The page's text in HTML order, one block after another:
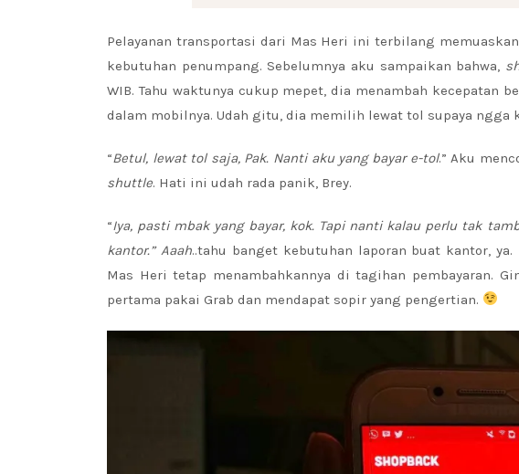
Pelayanan transportasi dari Mas Heri ini terbilang
kebutuhan penumpang. Sebelumnya aku sampaikan bahwa,
WIB. Tahu waktunya cukup mepet, dia menambah kecepatan
dalam mobilnya. Udah gitu, dia memilih lewat tol supaya ngga
“Betul, lewat tol saja, Pak. Nanti aku yang bayar e-tol.” Aku
shuttle. Hati ini udah rada panik, Brey.
“Iya, pasti mbak yang bayar, kok. Tapi nanti kalau perlu tak
kantor.” Aaah..tahu banget kebutuhan laporan buat kantor,
Mas Heri tetap menambahkannya di tagihan pembayaran.
pertama pakai Grab dan mendapat sopir yang pengertian.